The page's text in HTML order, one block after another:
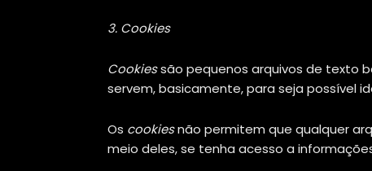
3. Cookies
Cookiessão pequenos arquivos de texto
servem, basicamente, para seja possível
Os cookiesnão permitem que qualquer
meio deles, se tenha acesso a